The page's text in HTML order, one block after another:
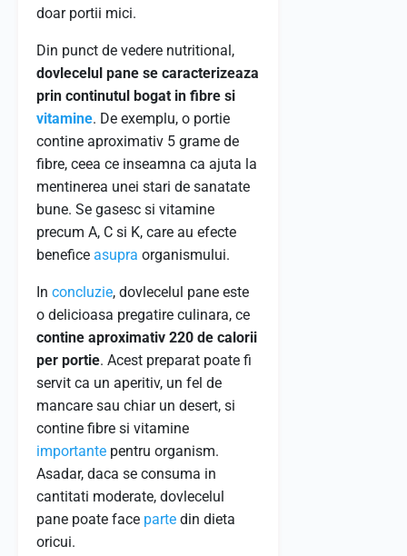
doar portii mici.
Din punct de vedere nutritional,
dovlecelul pane se caracterizeaza
prin continutul bogat in fibre si
vitamine. De exemplu, o portie
contine aproximativ 5 grame de
fibre, ceea ce inseamna ca ajuta la
mentinerea unei stari de sanatate
bune. Se gasesc si vitamine
precum A, C si K, care au efecte
benefice asupra organismului.
In concluzie, dovlecelul pane este
o delicioasa pregatire culinara, ce
contine aproximativ 220 de calorii
per portie. Acest preparat poate fi
servit ca un aperitiv, un fel de
mancare sau chiar un desert, si
contine fibre si vitamine
importante pentru organism.
Asadar, daca se consuma in
cantitati moderate, dovlecelul
pane poate face parte din dieta
oricui.